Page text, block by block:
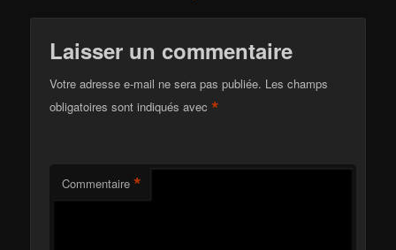
Laisser un commentaire
Votre adresse e-mail ne sera pas publiée. Les champs
obligatoires sont indiqués avec*
Commentaire *